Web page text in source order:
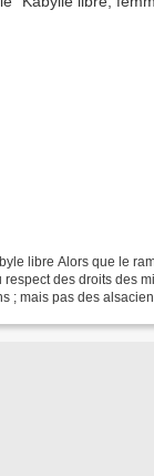
libre Alors que le
des droits des
; mais pas des